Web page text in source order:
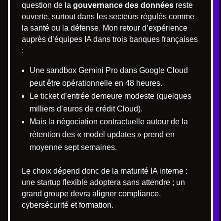
question de la gouvernance des données reste
ouverte, surtout dans les secteurs régulés comme
la santé ou la défense. Mon retour d’expérience
auprès d’équipes IA dans trois banques françaises
:
Une sandbox Gemini Pro dans Google Cloud
peut être opérationnelle en 48 heures.
Le ticket d’entrée demeure modeste (quelques
milliers d’euros de crédit Cloud).
Mais la négociation contractuelle autour de la
rétention des « model updates » prend en
moyenne sept semaines.
Le choix dépend donc de la maturité IA interne :
une startup flexible adoptera sans attendre ; un
grand groupe devra aligner compliance,
cybersécurité et formation.